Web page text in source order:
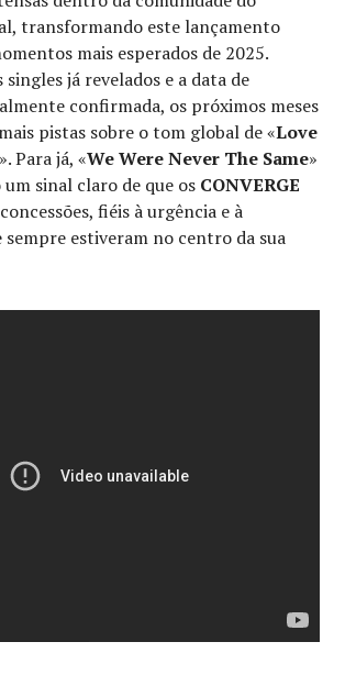
transformando este lançamento
mais esperados de 2025.
já revelados e a data de
confirmada, os próximos meses
pistas sobre o tom global de «Love
». Para já, «We Were Never The Same»
sinal claro de que os CONVERGE
fiéis à urgência e à
sempre estiveram no centro da sua